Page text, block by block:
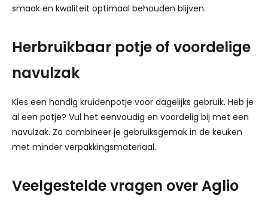
smaak en kwaliteit optimaal behouden blijven.
Herbruikbaar potje of voordelige
navulzak
Kies een handig kruidenpotje voor dagelijks gebruik. Heb je
al een potje? Vul het eenvoudig en voordelig bij met een
navulzak. Zo combineer je gebruiksgemak in de keuken
met minder verpakkingsmateriaal.
Veelgestelde vragen over Aglio